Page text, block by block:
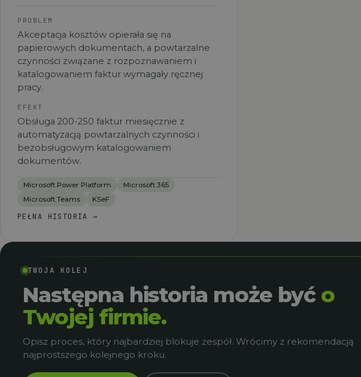
PROBLEM
Akceptacja kosztów opierała się na
papierowych dokumentach, a powtarzalne
czynności związane z rozpoznawaniem i
katalogowaniem faktur wymagały ręcznej
pracy.
EFEKT
Obsługa 200-250 faktur miesięcznie z
automatyzacją powtarzalnych czynności i
bezobsługowym katalogowaniem
dokumentów.
Microsoft Power Platform
Microsoft 365
Microsoft Teams
KSeF
PEŁNA HISTORIA→
TWOJA KOLEJ
Następna historia może być o
Twojej firmie.
Opisz proces, który najbardziej blokuje zespół. Wrócimy z rekomendacją
najprostszego kolejnego kroku.